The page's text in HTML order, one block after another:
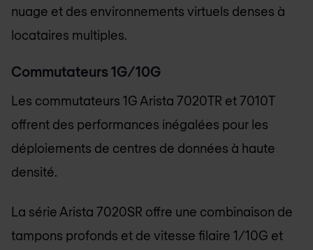
nuage et des environnements virtuels denses à
locataires multiples.
Commutateurs 1G/10G
Les commutateurs 1G Arista 7020TR et 7010T
offrent des performances inégalées pour les
déploiements de centres de données à haute
densité.
La série Arista 7020SR offre une combinaison de
tampons profonds et de vitesse filaire 1/10G et